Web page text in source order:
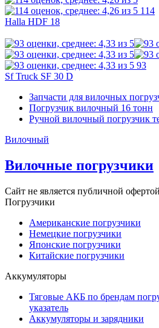
114
Halla HDF 18
93
Sf Truck SF 30 D
Запчасти для вилочных
Погрузчик вилочный 16 тонн
Ручной вилочный погрузчик
Вилочный
Вилочные погрузчики
Сайт не является публичной офертой
Погрузчики
Американские погрузчики
Немецкие погрузчики
Японские погрузчики
Китайские погрузчики
Аккумуляторы
Тяговые АКБ по брендам
указатель
Аккумуляторы и зарядники